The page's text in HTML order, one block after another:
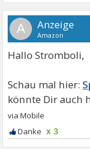
A
Hallo Stromboli,
x 3